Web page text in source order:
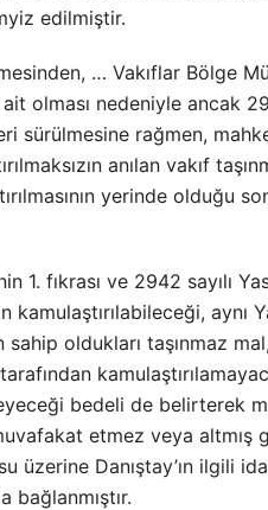
edilmiştir.
… Vakıflar Bölge
olması nedeniyle ancak
sürülmesine rağmen,
anılan vakıf
yerinde olduğu
1. fıkrası ve 2942 sayılı
kamulaştırılabileceği, aynı
sahip oldukları taşınmaz
bedeli de belirterek
etmez veya altmış
üzerine Danıştay’ın ilgili
bağlanmıştır.